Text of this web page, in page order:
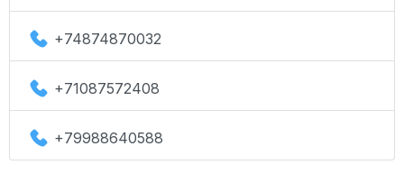
+74874870032
+71087572408
+79988640588